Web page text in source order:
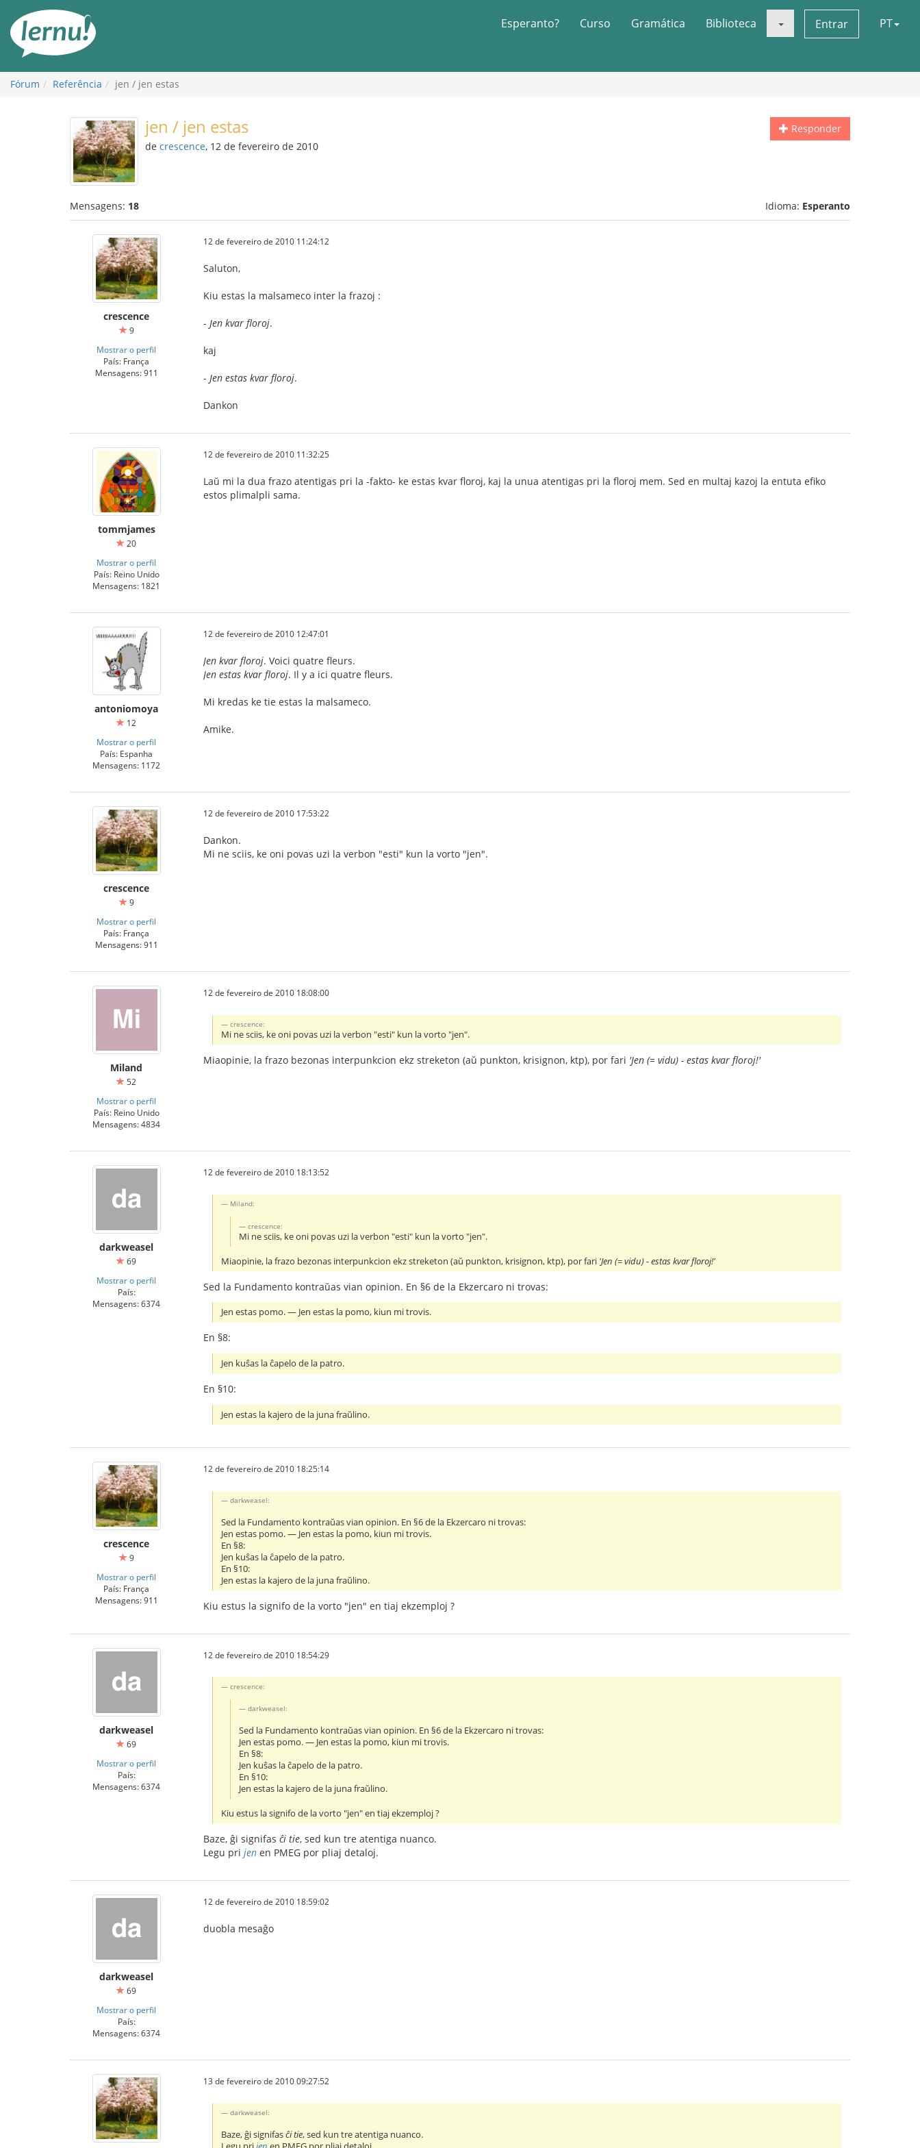
conteúdo
Esperanto? Curso Gramática Biblioteca Entrar PT
Fórum Referência jen / jen estas
Responder
jen / jen estas
de crescence, 12 de fevereiro de 2010
Mensagens: 18 Idioma: Esperanto
crescence
9
Mostrar o perfil
País: França
Mensagens: 911
12 de fevereiro de 2010 11:24:12
Saluton,
Kiu estas la malsameco inter la frazoj :
- Jen kvar floroj.
kaj
- Jen estas kvar floroj.
Dankon
tommjames
20
Mostrar o perfil
País: Reino Unido
Mensagens: 1821
12 de fevereiro de 2010 11:32:25
Laŭ mi la dua frazo atentigas pri la -fakto- ke estas kvar floroj, kaj la unua atentigas pri la floroj mem. Sed en multaj kazoj la entuta efiko
estos plimalpli sama.
antoniomoya
12
Mostrar o perfil
País: Espanha
Mensagens: 1172
12 de fevereiro de 2010 12:47:01
Jen kvar floroj. Voici quatre fleurs.
Jen estas kvar floroj. Il y a ici quatre fleurs.
Mi kredas ke tie estas la malsameco.
Amike.
crescence
9
Mostrar o perfil
País: França
Mensagens: 911
12 de fevereiro de 2010 17:53:22
Dankon.
Mi ne sciis, ke oni povas uzi la verbon "esti" kun la vorto "jen".
Miland
52
Mostrar o perfil
País: Reino Unido
Mensagens: 4834
12 de fevereiro de 2010 18:08:00
crescence:
Mi ne sciis, ke oni povas uzi la verbon "esti" kun la vorto "jen".
Miaopinie, la frazo bezonas interpunkcion ekz streketon (aŭ punkton, krisignon, ktp), por fari 'Jen (= vidu) - estas kvar floroj!'
darkweasel
69
Mostrar o perfil
País:
Mensagens: 6374
12 de fevereiro de 2010 18:13:52
Miland:
crescence:
Mi ne sciis, ke oni povas uzi la verbon "esti" kun la vorto "jen".
Miaopinie, la frazo bezonas interpunkcion ekz streketon (aŭ punkton, krisignon, ktp), por fari 'Jen (= vidu) - estas kvar floroj!'
Sed la Fundamento kontraŭas vian opinion. En §6 de la Ekzercaro ni trovas:
Jen estas pomo. ― Jen estas la pomo, kiun mi trovis.
En §8:
Jen kuŝas la ĉapelo de la patro.
En §10:
Jen estas la kajero de la juna fraŭlino.
crescence
9
Mostrar o perfil
País: França
Mensagens: 911
12 de fevereiro de 2010 18:25:14
darkweasel:
Sed la Fundamento kontraŭas vian opinion. En §6 de la Ekzercaro ni trovas:
Jen estas pomo. ― Jen estas la pomo, kiun mi trovis.
En §8:
Jen kuŝas la ĉapelo de la patro.
En §10:
Jen estas la kajero de la juna fraŭlino.
Kiu estus la signifo de la vorto "jen" en tiaj ekzemploj ?
darkweasel
69
Mostrar o perfil
País:
Mensagens: 6374
12 de fevereiro de 2010 18:54:29
crescence:
darkweasel:
Sed la Fundamento kontraŭas vian opinion. En §6 de la Ekzercaro ni trovas:
Jen estas pomo. ― Jen estas la pomo, kiun mi trovis.
En §8:
Jen kuŝas la ĉapelo de la patro.
En §10:
Jen estas la kajero de la juna fraŭlino.
Kiu estus la signifo de la vorto "jen" en tiaj ekzemploj ?
Baze, ĝi signifas ĉi tie, sed kun tre atentiga nuanco.
Legu pri jen en PMEG por pliaj detaloj.
darkweasel
69
Mostrar o perfil
País:
Mensagens: 6374
12 de fevereiro de 2010 18:59:02
duobla mesaĝo
13 de fevereiro de 2010 09:27:52
darkweasel:
Baze, ĝi signifasĉi tie, sed kun tre atentiga nuanco.